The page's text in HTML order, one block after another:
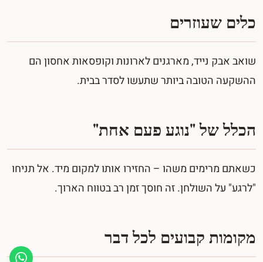
כלים שעוזרים
שואב אבק נייד, מארגנים לארונות וקופסאות אחסון הם
ההשקעה הטובה ביותר שתעשו לסדר בבית.
הכלל של "נוגע פעם אחת"
כשאתם מרימים משהו – החזירו אותו למקום מיד. אל תניחו
"לרגע" על השולחן. זה חוסך זמן רב בטווח הארוך.
מקומות קבועים לכל דבר